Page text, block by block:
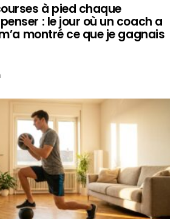
à pied chaque
: le jour où un coach a
montré ce que je gagnais